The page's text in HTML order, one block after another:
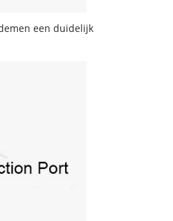
een duidelijk